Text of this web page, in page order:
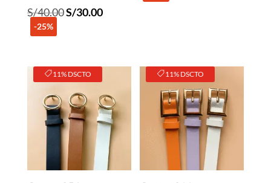
S/40.00El
S/40.00.
S/30.00El
S/30.00.
-25%
11% DSCTO 11% DSCTO